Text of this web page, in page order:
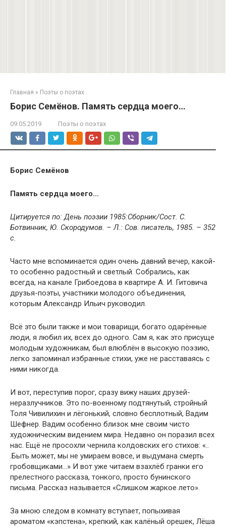
Главная » Поэты о поэтах
Борис Семёнов. Память сердца моего…
09.05.2019 Поэты о поэтах
Борис Семёнов
Память сердца моего…
Цитируется по: День поэзии 1985:Сборник/Сост. С.
Ботвинник, Ю. Скородумов. – Л.: Сов. писатель, 1985. – 352
с.
Часто мне вспоминается один очень давний вечер, какой-
то особенно радостный и светлый. Собрались, как
всегда, на канале Грибоедова в квартире А. И. Гитовича
друзья-поэты, участники молодого объединения,
которым Александр Ильич руководил.
Всё это были также и мои товарищи, богато одарённые
люди, я любил их, всех до одного. Сам я, как это присуще
молодым художникам, был влюблён в высокую поэзию,
легко запоминал избранные стихи, уже не расставаясь с
ними никогда.
И вот, переступив порог, сразу вижу наших друзей-
неразлучников. Это по-военному подтянутый, стройный
Толя Чивилихин и лёгонький, словно бесплотный, Вадим
Шефнер. Вадим особенно близок мне своим чисто
художническим видением мира. Недавно он поразил всех
нас. Ещё не просохли чернила колдовских его стихов: «..
.Быть может, мы не умираем вовсе, и выдумана смерть
гробовщиками…» И вот уже читаем взахлёб гранки его
прелестного рассказа, тонкого, просто бунинского
письма. Рассказ называется «Слишком жаркое лето».
За мною следом в комнату вступает, попыхивая
ароматом «кэпстена», крепкий, как калёный орешек, Лёша